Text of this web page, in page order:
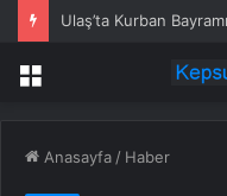
Ulaş’ta Kurban
Menü
Anasayfa / Haber